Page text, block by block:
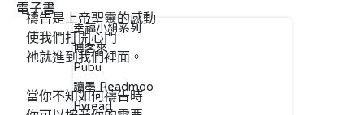
電子書
幸福小組系列
博客來
Pubu
讀墨 Readmoo
Hyread
禱告是上帝聖靈的感動
使我們打開心門
祂就進到我們裡面。
當你不知如何禱告時